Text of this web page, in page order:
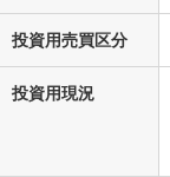
投資用売買区分
投資用現況